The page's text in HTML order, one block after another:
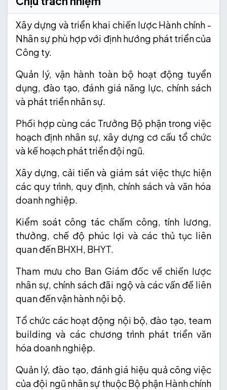
Xây dựng và triển khai chiến lược Hành chính -
Nhân sự phù hợp với định hướng phát triển của
Công ty.
Quản lý, vận hành toàn bộ hoạt động tuyển
dụng, đào tạo, đánh giá năng lực, chính sách
và phát triển nhân sự.
Phối hợp cùng các Trưởng Bộ phận trong việc
hoạch định nhân sự, xây dựng cơ cấu tổ chức
và kế hoạch phát triển đội ngũ.
Xây dựng, cải tiến và giám sát việc thực hiện
các quy trình, quy định, chính sách và văn hóa
doanh nghiệp.
Kiểm soát công tác chấm công, tính lương,
thưởng, chế độ phúc lợi và các thủ tục liên
quan đến BHXH, BHYT.
Tham mưu cho Ban Giám đốc về chiến lược
nhân sự, chính sách đãi ngộ và các vấn đề liên
quan đến vận hành nội bộ.
Tổ chức các hoạt động nội bộ, đào tạo, team
building và các chương trình phát triển văn
hóa doanh nghiệp.
Quản lý, đào tạo, đánh giá hiệu quả công việc
của đội ngũ nhân sự thuộc Bộ phận Hành chính